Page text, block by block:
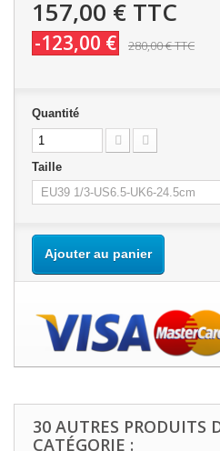
157,00 € TTC
-123,00 € 280,00 €TTC
Quantité
Taille
Ajouter au panier
30 AUTRES PRODUITS
CATÉGORIE :